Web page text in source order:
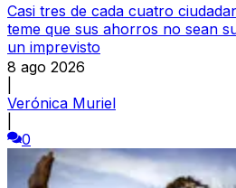
Casi tres de cada cuatro
teme que sus ahorros no sean
un imprevisto
8 ago 2026
Verónica Muriel
0